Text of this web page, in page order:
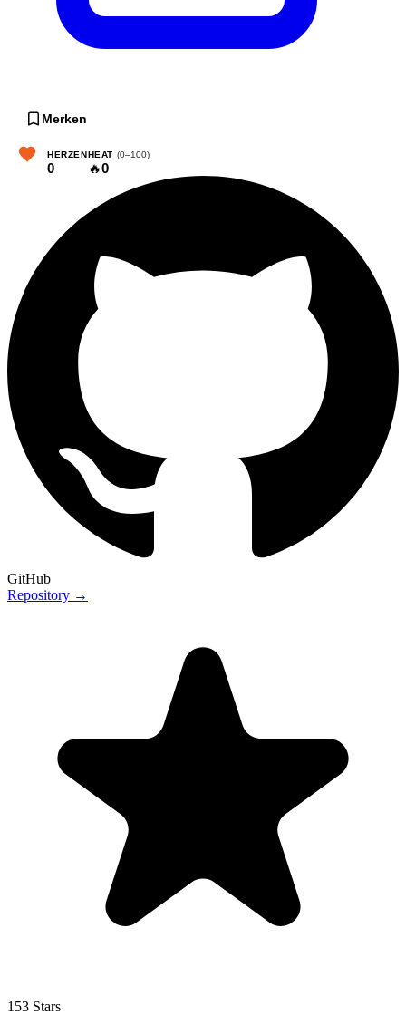
Merken
HERZEN
0
HEAT (0–100)
🔥0
GitHub
Repository →
153 Stars